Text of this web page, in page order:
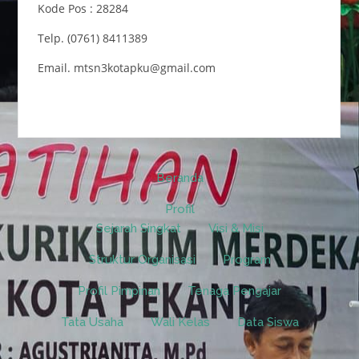
Kode Pos : 28284
Telp. (0761) 8411389
Email. mtsn3kotapku@gmail.com
Beranda
Profil
Sejarah Singkat
Visi & Misi
Struktur Organisasi Program
Profil Pimpinan Tenaga Pengajar
Tata Usaha Wali Kelas Data Siswa